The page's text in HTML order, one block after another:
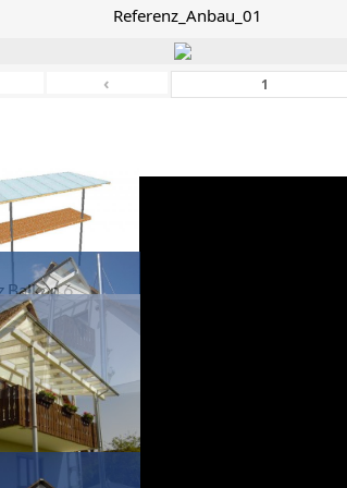
Referenz_Anbau_01
‹